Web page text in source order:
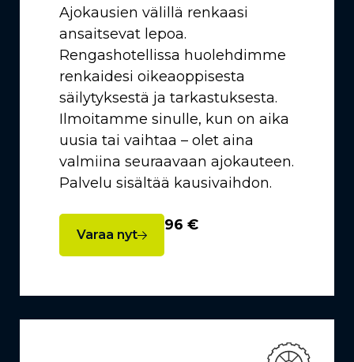
Ajokausien välillä renkaasi
ansaitsevat lepoa.
Rengashotellissa huolehdimme
renkaidesi oikeaoppisesta
säilytyksestä ja tarkastuksesta.
Ilmoitamme sinulle, kun on aika
uusia tai vaihtaa – olet aina
valmiina seuraavaan ajokauteen.
Palvelu sisältää kausivaihdon.
Varaa nyt
96 €